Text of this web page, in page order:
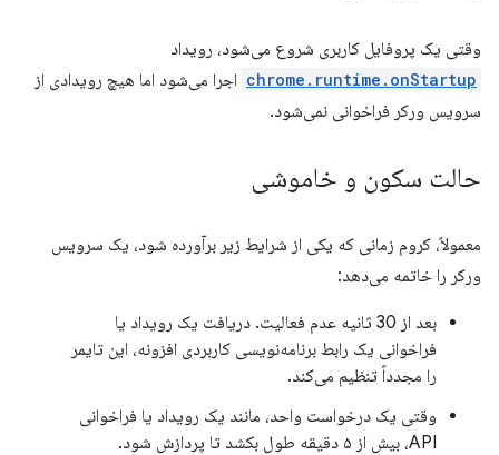
وقتی یک پروفایل کاربری شروع می‌شود، رویداد
chrome.runtime.onStartup اجرا می‌شود اما هیچ رویدادی از
سرویس ورکر فراخوانی نمی‌شود.
حالت سکون و خاموشی
معمولاً، کروم زمانی که یکی از شرایط زیر برآورده شود، یک سرویس
ورکر را خاتمه می‌دهد:
بعد از 30 ثانیه عدم فعالیت. دریافت یک رویداد یا
فراخوانی یک رابط برنامه‌نویسی کاربردی افزونه، این تایمر
را مجدداً تنظیم می‌کند.
وقتی یک درخواست واحد، مانند یک رویداد یا فراخوانی
API، بیش از ۵ دقیقه طول بکشد تا پردازش شود.